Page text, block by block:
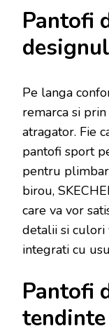
Pantofi
designul
Pe langa
remarca si
atragator. Fie
pantofi sport
pentru
birou,
care va vor
detalii si culori
integrati cu
Pantofi
tendinte